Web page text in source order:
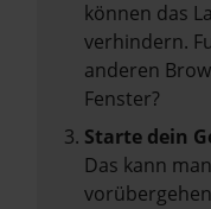
können das
verhindern.
anderen
Fenster?
Starte dein
Das kann